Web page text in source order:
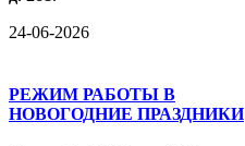
24-06-2026
РЕЖИМ РАБОТЫ В
НОВОГОДНИЕ ПРАЗДНИКИ